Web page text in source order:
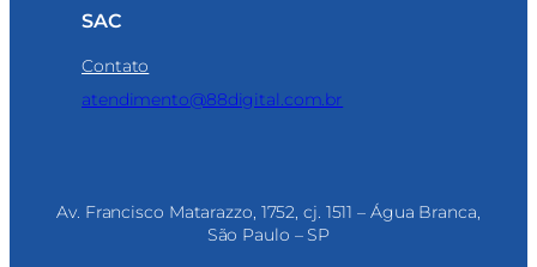
SAC
Contato
atendimento@88digital.com.br
Av. Francisco Matarazzo, 1752, cj. 1511 – Água Branca,
São Paulo – SP